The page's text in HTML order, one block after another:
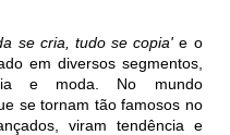
se cria, tudo se copia' e o
em diversos segmentos,
e moda. No mundo
se tornam tão famosos no
viram tendência e